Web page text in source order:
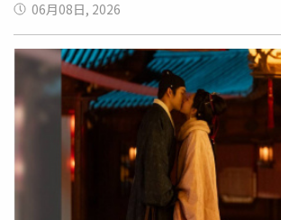
淚更常不自覺落下。他也想起自己的軍人
三位姊姊，每年除夕送孩子們搭火車到臺
己留在新竹過年；小時候他愛玩弓箭，
飯，還會重新削竹子、磨平竹片，為他
柱感性表示：「長大後才懂，那一把把竹
是爸爸藏在日常裡、不曾說出口的愛。」
在舞台上目送程予希出嫁時，更能演出父
手的複雜心情。郭子乾則把自身傷痛放進
角，他過去曾在舞台劇演出期間接獲母親
後事後仍照常登台，後來便與導演將這段
事：這次「藍白合」是否玩真的？畢竟，
大選撕毀「六點協議」導致合作破局的不
露，國民黨主席鄭麗文下令地方黨部主
腳。（圖／張啟楷競選總部提供） 對此
楷信心滿滿的表示：「這次的合作，會是
範』，嘉義市將是藍白合作的『示範區』
國民黨共同提名的候選人。」張啟楷說：
黃敏惠市長已表態，全力支持最後出線的
個藍白合「定錨」。」 至於支持的力道，
「你們不用懷疑黃敏惠市長的誠意與決心
06月08日, 2026